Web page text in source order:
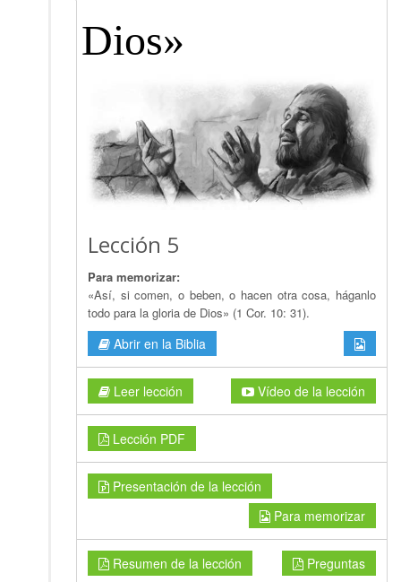
Dios»
Lección 5
Para memorizar:
«Así, si comen, o beben, o hacen otra cosa, háganlo
todo para la gloria de Dios» (1 Cor. 10: 31).
Abrir en la Biblia
Leer lección Vídeo de la lección
Lección PDF
Presentación de la lección
Para memorizar
Resumen de la lección Preguntas